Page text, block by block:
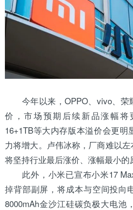
今年以来，OPPO、vivo、荣
价，市场预期后续新品涨幅将
16+1TB等大内存版本溢价会更明
力将增大。卢伟冰称，厂商难以
将坚持行业最后涨价、涨幅最小的
此外，小米已宣布小米17
掉背部副屏，将成本与空间投向
8000mAh金沙江硅碳负极大电池